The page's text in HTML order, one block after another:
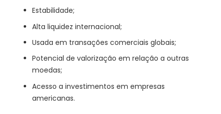
Estabilidade;
Alta liquidez internacional;
Usada em transações comerciais globais;
Potencial de valorização em relação a outras
moedas;
Acesso a investimentos em empresas
americanas.